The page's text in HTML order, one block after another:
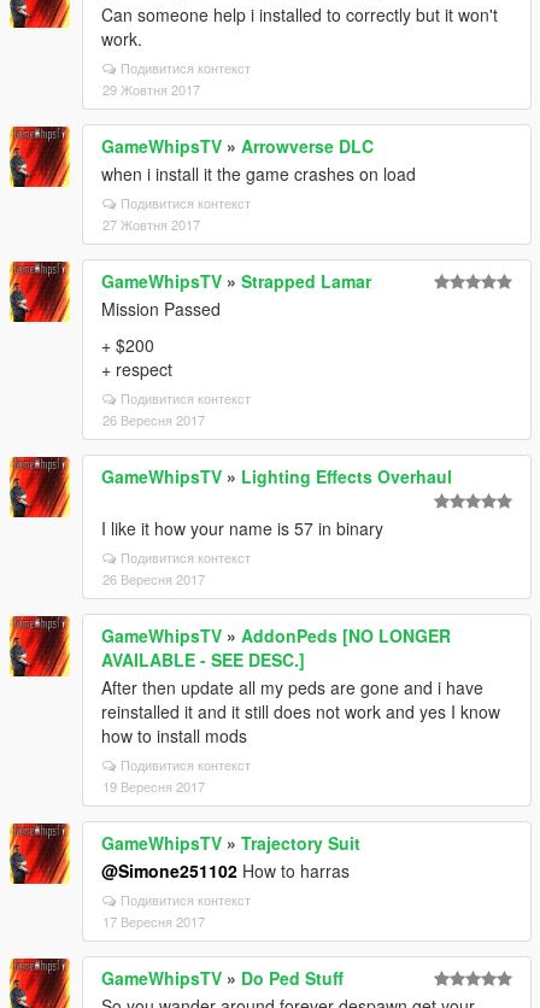
Can someone help i installed to correctly but it won't
work.
Подивитися контекст
29 Жовтня 2017
GameWhipsTV » Arrowverse DLC
when i install it the game crashes on load
Подивитися контекст
27 Жовтня 2017
GameWhipsTV » Strapped Lamar
Mission Passed
+ $200
+ respect
Подивитися контекст
26 Вересня 2017
GameWhipsTV » Lighting Effects Overhaul
I like it how your name is 57 in binary
Подивитися контекст
26 Вересня 2017
GameWhipsTV » AddonPeds [NO LONGER
AVAILABLE - SEE DESC.]
After then update all my peds are gone and i have
reinstalled it and it still does not work and yes I know
how to install mods
Подивитися контекст
19 Вересня 2017
GameWhipsTV » Trajectory Suit
@Simone251102 How to harras
Подивитися контекст
17 Вересня 2017
GameWhipsTV » Do Ped Stuff